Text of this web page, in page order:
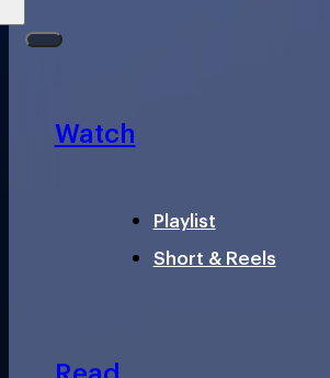
Watch
Playlist
Short & Reels